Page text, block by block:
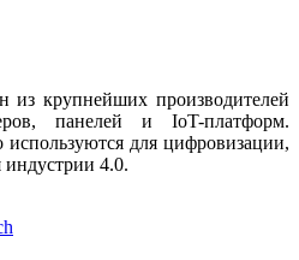
из крупнейших производителей
панелей и IoT-платформ.
для цифровизации,
индустрии 4.0.